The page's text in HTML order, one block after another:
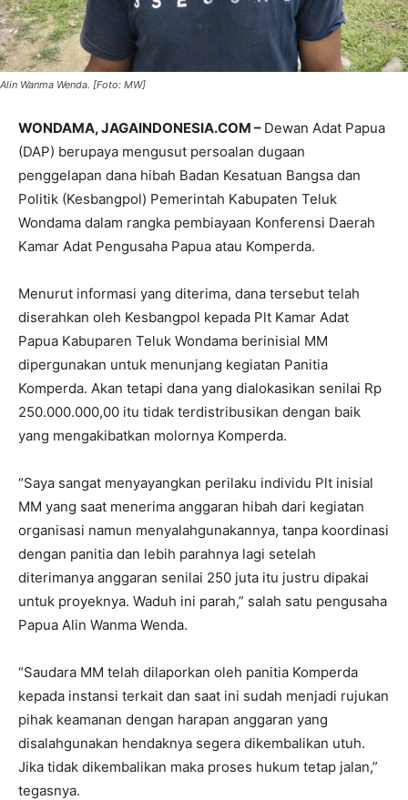
Alin Wanma Wenda. [Foto: MW]
WONDAMA, JAGAINDONESIA.COM – Dewan Adat Papua
(DAP) berupaya mengusut persoalan dugaan
penggelapan dana hibah Badan Kesatuan Bangsa dan
Politik (Kesbangpol) Pemerintah Kabupaten Teluk
Wondama dalam rangka pembiayaan Konferensi Daerah
Kamar Adat Pengusaha Papua atau Komperda.
Menurut informasi yang diterima, dana tersebut telah
diserahkan oleh Kesbangpol kepada Plt Kamar Adat
Papua Kabuparen Teluk Wondama berinisial MM
dipergunakan untuk menunjang kegiatan Panitia
Komperda. Akan tetapi dana yang dialokasikan senilai Rp
250.000.000,00 itu tidak terdistribusikan dengan baik
yang mengakibatkan molornya Komperda.
“Saya sangat menyayangkan perilaku individu Plt inisial
MM yang saat menerima anggaran hibah dari kegiatan
organisasi namun menyalahgunakannya, tanpa koordinasi
dengan panitia dan lebih parahnya lagi setelah
diterimanya anggaran senilai 250 juta itu justru dipakai
untuk proyeknya. Waduh ini parah,” salah satu pengusaha
Papua Alin Wanma Wenda.
“Saudara MM telah dilaporkan oleh panitia Komperda
kepada instansi terkait dan saat ini sudah menjadi rujukan
pihak keamanan dengan harapan anggaran yang
disalahgunakan hendaknya segera dikembalikan utuh.
Jika tidak dikembalikan maka proses hukum tetap jalan,”
tegasnya.